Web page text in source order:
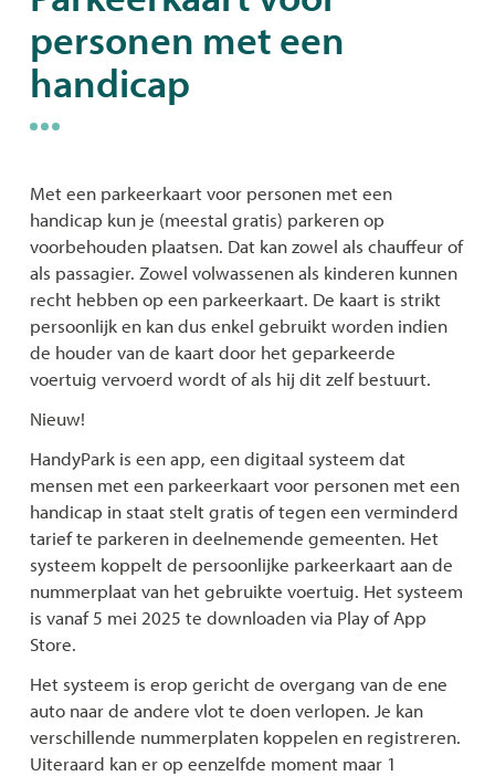
personen met een
handicap
Met een parkeerkaart voor personen met een
handicap kun je (meestal gratis) parkeren op
voorbehouden plaatsen. Dat kan zowel als chauffeur of
als passagier. Zowel volwassenen als kinderen kunnen
recht hebben op een parkeerkaart. De kaart is strikt
persoonlijk en kan dus enkel gebruikt worden indien
de houder van de kaart door het geparkeerde
voertuig vervoerd wordt of als hij dit zelf bestuurt.
Nieuw!
HandyPark is een app, een digitaal systeem dat
mensen met een parkeerkaart voor personen met een
handicap in staat stelt gratis of tegen een verminderd
tarief te parkeren in deelnemende gemeenten. Het
systeem koppelt de persoonlijke parkeerkaart aan de
nummerplaat van het gebruikte voertuig. Het systeem
is vanaf 5 mei 2025 te downloaden via Play of App
Store.
Het systeem is erop gericht de overgang van de ene
auto naar de andere vlot te doen verlopen. Je kan
verschillende nummerplaten koppelen en registreren.
Uiteraard kan er op eenzelfde moment maar 1